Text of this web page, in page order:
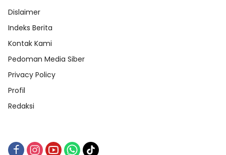
Dislaimer
Indeks Berita
Kontak Kami
Pedoman Media Siber
Privacy Policy
Profil
Redaksi